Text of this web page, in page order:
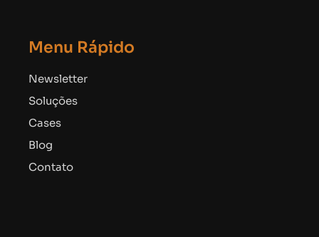
Menu Rápido
Newsletter
Soluções
Cases
Blog
Contato